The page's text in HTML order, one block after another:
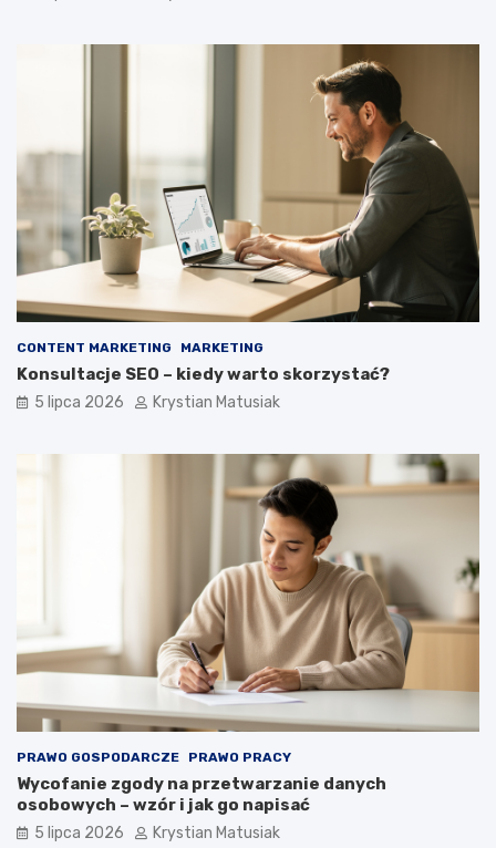
CONTENT MARKETING MARKETING
Konsultacje SEO – kiedy warto skorzystać?
5 lipca 2026 Krystian Matusiak
PRAWO GOSPODARCZE PRAWO PRACY
Wycofanie zgody na przetwarzanie danych
osobowych – wzór i jak go napisać
5 lipca 2026 Krystian Matusiak